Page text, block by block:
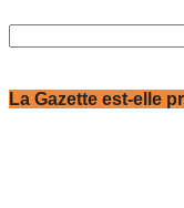
La Gazette est-elle